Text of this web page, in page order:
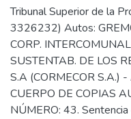
Tribunal Superior de la
3326232) Autos:
CORP.
SUSTENTAB. DE LOS
S.A (CORMECOR S.A.)
CUERPO DE COPIAS
NÚMERO: 43.